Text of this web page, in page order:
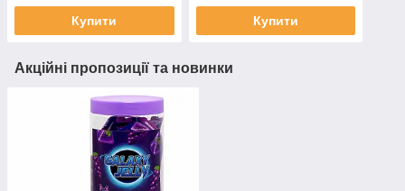
Купити Купити
Акційні пропозиції та новинки